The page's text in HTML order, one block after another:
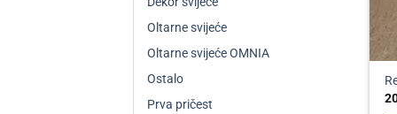
Oltarne svijeće
Oltarne svijeće OMNIA
Ostalo
Prva pričest